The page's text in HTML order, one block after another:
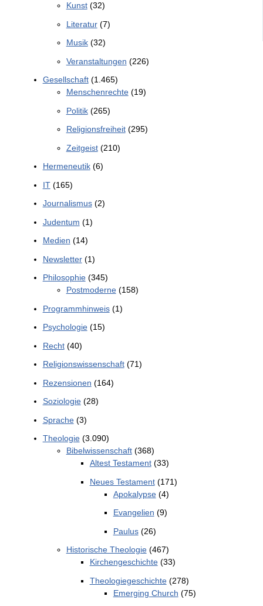
Kunst(32)
Literatur(7)
Musik(32)
Veranstaltungen (226)
Gesellschaft(1.465)
Menschenrechte(19)
Politik(265)
Religionsfreiheit(295)
Zeitgeist(210)
Hermeneutik(6)
IT(165)
Journalismus(2)
Judentum (1)
Medien (14)
Newsletter(1)
Philosophie(345)
Postmoderne(158)
Programmhinweis(1)
Psychologie(15)
Recht(40)
Religionswissenschaft(71)
Rezensionen (164)
Soziologie(28)
Sprache(3)
Theologie(3.090)
Bibelwissenschaft(368)
Altest Testament(33)
Neues Testament(171)
Apokalypse(4)
Evangelien (9)
Paulus(26)
Historische Theologie(467)
Kirchengeschichte(33)
Theologiegeschichte(278)
Emerging Church (75)